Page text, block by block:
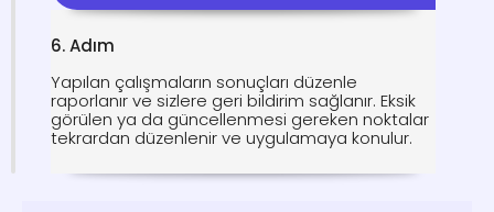
6. Adım
Yapılan çalışmaların sonuçları düzenle
raporlanır ve sizlere geri bildirim sağlanır. Eksik
görülen ya da güncellenmesi gereken noktalar
tekrardan düzenlenir ve uygulamaya konulur.